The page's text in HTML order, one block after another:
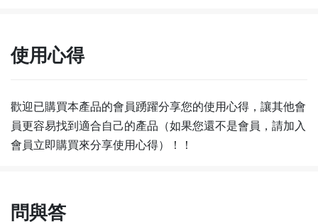
使用心得
歡迎已購買本產品的會員踴躍分享您的使用心得，讓其他會
員更容易找到適合自己的產品（如果您還不是會員，請加入
會員立即購買來分享使用心得）！！
問與答